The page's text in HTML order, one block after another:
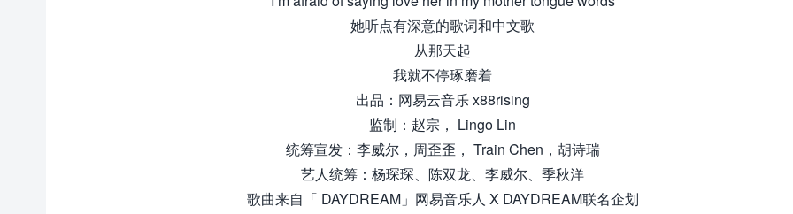
她听点有深意的歌词和中文歌
从那天起
我就不停琢磨着
出品：网易云音乐 x88rising
监制：赵宗， Lingo Lin
统筹宣发：李威尔，周歪歪， Train Chen，胡诗瑞
艺人统筹：杨琛琛、陈双龙、李威尔、季秋洋
歌曲来自「 DAYDREAM」网易音乐人 X DAYDREAM联名企划